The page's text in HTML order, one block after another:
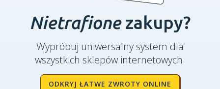
Nietrafionezakupy?
Wypróbuj uniwersalny system dla
wszystkich sklepów internetowych.
ODKRYJ ŁATWE ZWROTY ONLINE